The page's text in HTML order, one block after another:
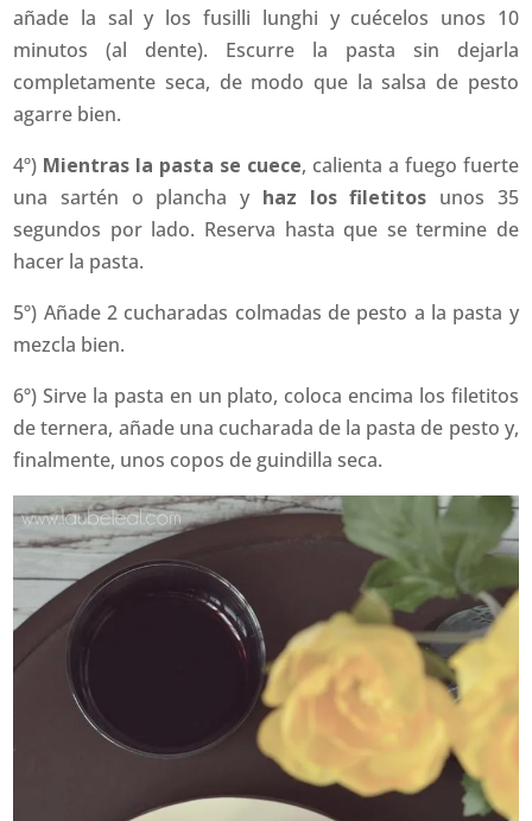
añade la sal y los fusilli lunghi y cuécelos unos 10
minutos (al dente). Escurre la pasta sin dejarla
completamente seca, de modo que la salsa de pesto
agarre bien.
4º) Mientras la pasta se cuece, calienta a fuego fuerte
una sartén o plancha y haz los filetitos unos 35
segundos por lado. Reserva hasta que se termine de
hacer la pasta.
5º) Añade 2 cucharadas colmadas de pesto a la pasta y
mezcla bien.
6º) Sirve la pasta en un plato, coloca encima los filetitos
de ternera, añade una cucharada de la pasta de pesto y,
finalmente, unos copos de guindilla seca.